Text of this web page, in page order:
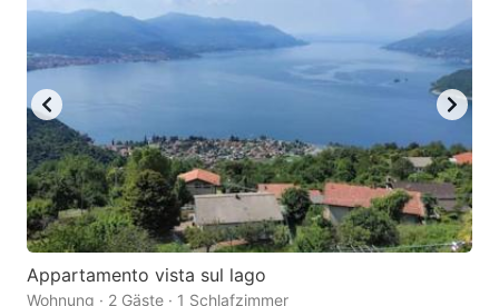
Appartamento vista sul lago
Wohnung · 2 Gäste · 1 Schlafzimmer